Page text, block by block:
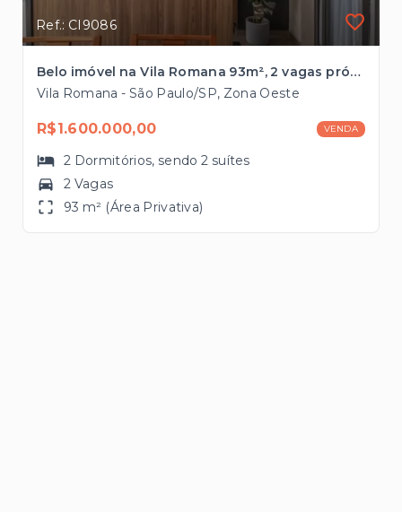
Ref.: CI9086
Belo imóvel na Vila Romana 93m², 2 vagas próximo ao Parque Villa Lobos
Vila Romana - São Paulo/SP, Zona Oeste
R$1.600.000,00 VENDA
2 Dormitórios, sendo2 suítes
2 Vagas
93 m² (Área Privativa)